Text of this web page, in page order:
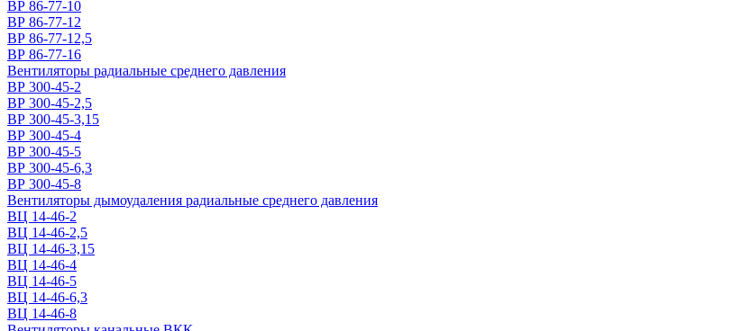
ВР 86-77-10
ВР 86-77-12
ВР 86-77-12,5
ВР 86-77-16
Вентиляторы радиальные среднего давления
ВР 300-45-2
ВР 300-45-2,5
ВР 300-45-3,15
ВР 300-45-4
ВР 300-45-5
ВР 300-45-6,3
ВР 300-45-8
Вентиляторы дымоудаления радиальные среднего давления
ВЦ 14-46-2
ВЦ 14-46-2,5
ВЦ 14-46-3,15
ВЦ 14-46-4
ВЦ 14-46-5
ВЦ 14-46-6,3
ВЦ 14-46-8